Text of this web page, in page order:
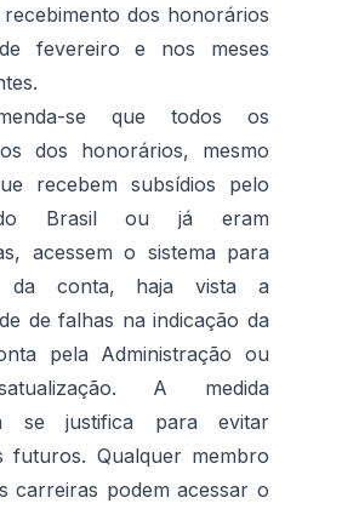
dos honorários
fevereiro e nos meses
se que todos os
dos honorários, mesmo
recebem subsídios pelo
Brasil ou já eram
acessem o sistema para
da conta, haja vista a
de falhas na indicação da
pela Administração ou
A medida
se justifica para evitar
futuros. Qualquer membro
carreiras podem acessar o